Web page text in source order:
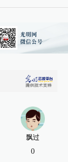
飘过
0